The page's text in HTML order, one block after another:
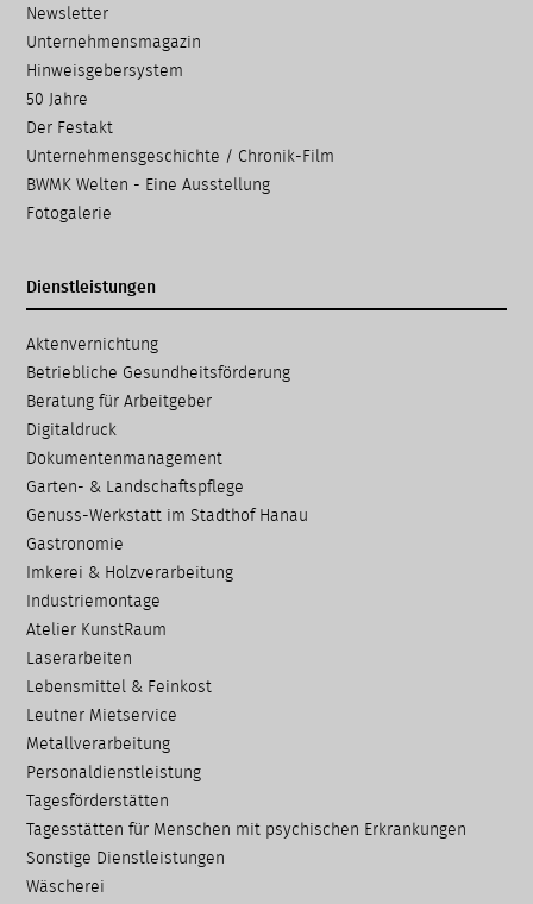
Newsletter
Unternehmensmagazin
Hinweisgebersystem
50 Jahre
Der Festakt
Unternehmensgeschichte / Chronik-Film
BWMK Welten - Eine Ausstellung
Fotogalerie
Dienstleistungen
Navigation
überspringen
Aktenvernichtung
Betriebliche Gesundheits­förderung
Beratung für Arbeitgeber
Digitaldruck
Dokumenten­management
Garten- & Landschafts­pflege
Genuss-Werkstatt im Stadthof Hanau
Gastronomie
Imkerei & Holz­verarbeitung
Industriemontage
Atelier KunstRaum
Laserarbeiten
Lebensmittel & Feinkost
Leutner Mietservice
Metallverarbeitung
Personaldienstleistung
Tagesförderstätten
Tagesstätten für Menschen mit psychischen Erkrankungen
Sonstige Dienstleistungen
Wäscherei